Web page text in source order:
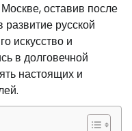
оставив после
русской
искусство и
в долговечной
настоящих и